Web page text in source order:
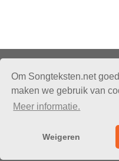
Om Songteksten.net
maken we gebruik van
Meer informatie.
Weigeren
Alle rechten